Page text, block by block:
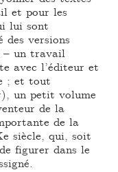
et pour les
lui sont
des versions
– un travail
avec l’éditeur et
; et tout
un petit volume
de la
de la
siècle, qui, soit
figurer dans le